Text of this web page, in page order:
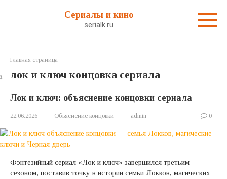
Сериалы и кино
serialk.ru
Главная страница
лок и ключ концовка сериала
Лок и ключ: объяснение концовки сериала
22.06.2026 Объяснение концовки admin 0
Фэнтезийный сериал «Лок и ключ» завершился третьим
сезоном, поставив точку в истории семьи Локков, магических